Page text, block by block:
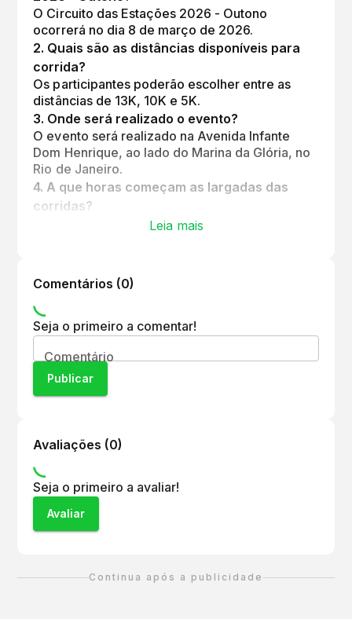
O Circuito das Estações 2026 - Outono
ocorrerá no dia 8 de março de 2026.
2. Quais são as distâncias disponíveis para
corrida?
Os participantes poderão escolher entre as
distâncias de 13K, 10K e 5K.
3. Onde será realizado o evento?
O evento será realizado na Avenida Infante
Dom Henrique, ao lado do Marina da Glória, no
Rio de Janeiro.
4. A que horas começam as largadas das
corridas?
As largadas estão programadas para as 06h00
Quem pode participar do Circuito das
Estações 2026 - Outono?
O evento é aberto a corredores de todos os
níveis, desde iniciantes até atletas experientes.
Leia mais
Comentários (0)
Seja o primeiro a comentar!
Comentário
Publicar
Avaliações (0)
Seja o primeiro a avaliar!
Avaliar
Continua após a publicidade